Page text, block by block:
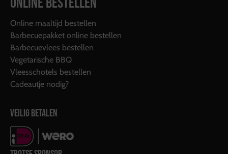
Online maaltijd bestellen
Barbecuepakket online bestellen
Barbecuevlees bestellen
Vegetarische BBQ
Vleesschotels bestellen
Cadeautje nodig?
VEILIG BETALEN